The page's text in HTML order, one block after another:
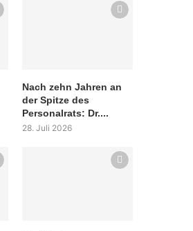
Nach zehn Jahren an
der Spitze des
Personalrats: Dr....
28. Juli 2026